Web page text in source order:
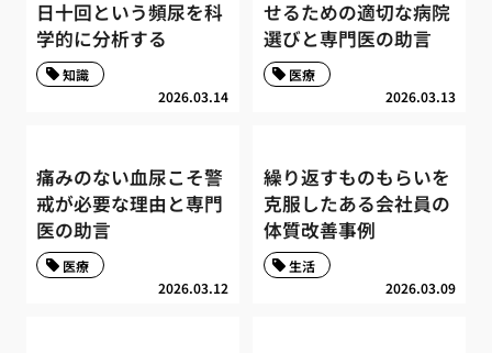
日十回という頻尿を科
学的に分析する
2026.03.14
知識
せるための適切な病院
選びと専門医の助言
2026.03.13
医療
痛みのない血尿こそ警
戒が必要な理由と専門
医の助言
2026.03.12
医療
繰り返すものもらいを
克服したある会社員の
体質改善事例
2026.03.09
生活